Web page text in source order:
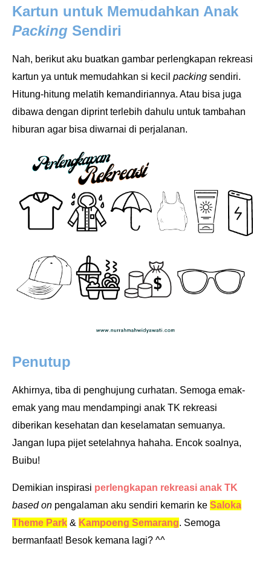
Kartun untuk Memudahkan Anak
Packing Sendiri
Nah, berikut aku buatkan gambar perlengkapan rekreasi
kartun ya untuk memudahkan si kecil packing sendiri.
Hitung-hitung melatih kemandiriannya. Atau bisa juga
dibawa dengan diprint terlebih dahulu untuk tambahan
hiburan agar bisa diwarnai di perjalanan.
Penutup
Akhirnya, tiba di penghujung curhatan. Semoga emak-
emak yang mau mendampingi anak TK rekreasi
diberikan kesehatan dan keselamatan semuanya.
Jangan lupa pijet setelahnya hahaha. Encok soalnya,
Buibu!
Demikian inspirasi perlengkapan rekreasi anak TK
based on pengalaman aku sendiri kemarin ke Saloka
Theme Park & Kampoeng Semarang. Semoga
bermanfaat! Besok kemana lagi? ^^